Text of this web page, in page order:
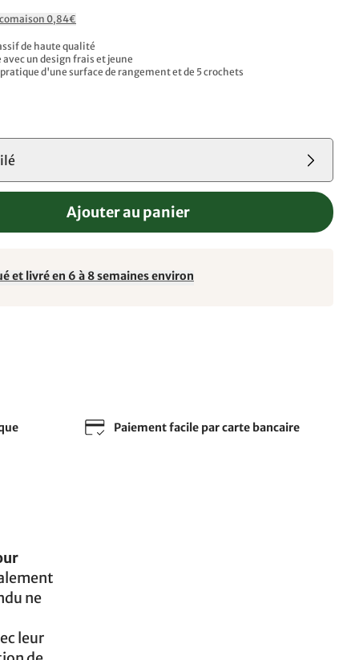
0,84€
de haute qualité
avec un design frais et jeune
d'une surface de rangement et de 5 crochets
Ajouter au panier
et livré en 6 à 8 semaines environ
Paiement facile par carte bancaire
ne
leur